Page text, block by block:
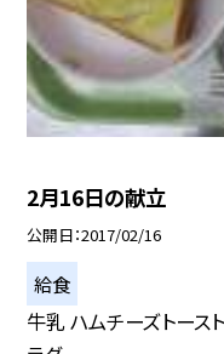
2月16日の献立
公開日 2017/02/16
給食
牛乳 ハムチーズトース